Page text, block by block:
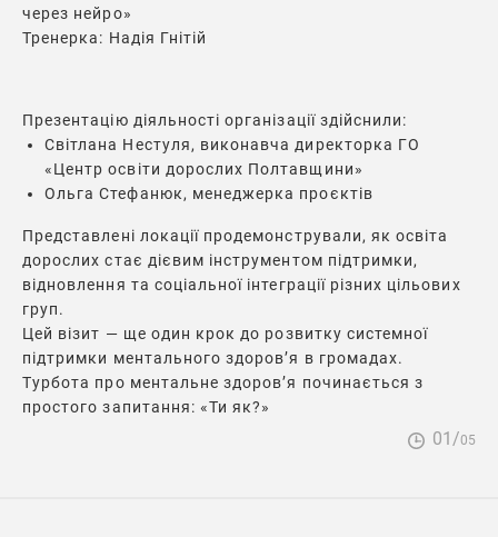
через нейро»
Тренерка: Надія Гнітій
Презентацію діяльності організації здійснили:
Світлана Нестуля, виконавча директорка ГО
«Центр освіти дорослих Полтавщини»
Ольга Стефанюк, менеджерка проєктів
Представлені локації продемонстрували, як освіта
дорослих стає дієвим інструментом підтримки,
відновлення та соціальної інтеграції різних цільових
груп.
Цей візит — ще один крок до розвитку системної
підтримки ментального здоров’я в громадах.
Турбота про ментальне здоров’я починається з
простого запитання: «Ти як?»
01/05